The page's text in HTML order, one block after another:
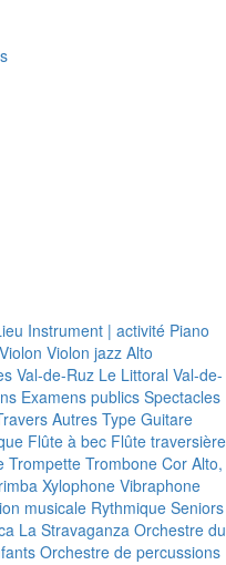
Instrument | activité Piano
Violon Violon jazz Alto
Val-de-Ruz Le Littoral Val-de-
Examens publics Spectacles
Autres Type Guitare
Flûte à bec Flûte traversière
Trompette Trombone Cor Alto,
Xylophone Vibraphone
musicale Rythmique Seniors
La Stravaganza Orchestre du
Orchestre de percussions